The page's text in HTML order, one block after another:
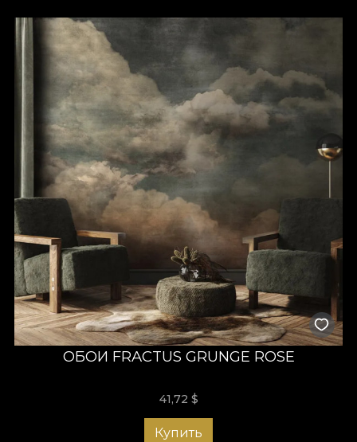
ОБОИ FRACTUS GRUNGE ROSE
41,72 $
Купить